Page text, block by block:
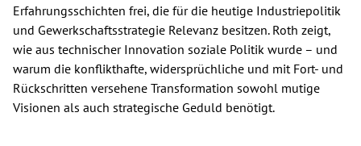
Erfahrungsschichten frei, die für die heutige Industriepolitik
und Gewerkschaftsstrategie Relevanz besitzen. Roth zeigt,
wie aus technischer Innovation soziale Politik wurde – und
warum die konflikthafte, widersprüchliche und mit Fort- und
Rückschritten versehene Transformation sowohl mutige
Visionen als auch strategische Geduld benötigt.